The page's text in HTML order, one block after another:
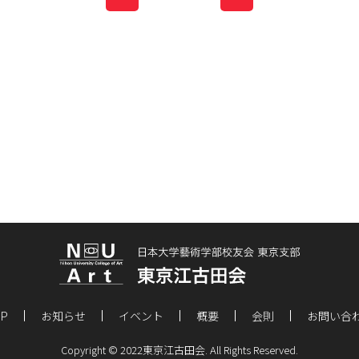
お知らせ イベント 概要 会則 お問い合
Copyright © 2022東京江古田会. All Rights Reserved.